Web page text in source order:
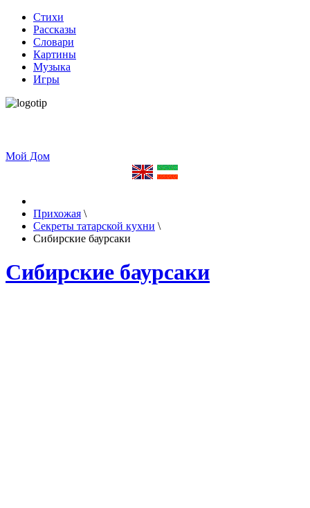
Стихи
Рассказы
Словари
Картины
Музыка
Игры
Мой Дом
Прихожая \
Секреты татарской кухни \
Сибирские баурсаки
Сибирские баурсаки